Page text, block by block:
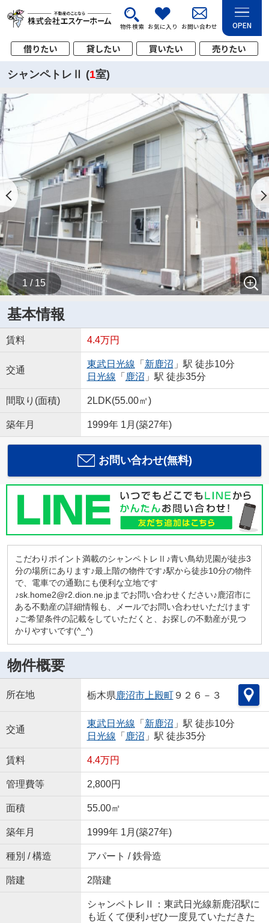
物件検索 お気に入り お問い合わせ OPEN
借りたい 貸したい 買いたい 売りたい
シャンペトレⅡ (1室)
1 / 15
基本情報
賃料 4.4万円
交通
東武日光線 「 新鹿沼 」駅 徒歩10分
日光線 「 鹿沼 」駅 徒歩35分
間取り(面積) 2LDK(55.00㎡)
築年月 1999年 1月(築27年)
お問い合わせ(無料)
こだわりポイント満載のシャンペトレⅡ♪青い鳥幼児園が徒歩3
分の場所にあります♪最上階の物件です♪駅から徒歩10分の物件
で、電車での通勤にも便利な立地です
♪sk.home2@r2.dion.ne.jpまでお問い合わせください♪鹿沼市に
ある不動産の詳細情報も、メールでお問い合わせいただけます
♪ご希望条件の記載をしていただくと、お探しの不動産が見つ
かりやすいです(^_^)
物件概要
所在地 栃木県鹿沼市上殿町９２６－３
交通
東武日光線 「 新鹿沼 」駅 徒歩10分
日光線 「 鹿沼 」駅 徒歩35分
賃料 4.4万円
管理費等 2,800円
面積 55.00㎡
築年月 1999年 1月(築27年)
種別 / 構造 アパート / 鉄骨造
階建 2階建
シャンペトレⅡ：東武日光線新鹿沼駅に
も近くて便利♪ぜひ一度見ていただきた